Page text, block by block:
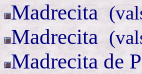
Madrecita (
Madrecita (
Madrecita de